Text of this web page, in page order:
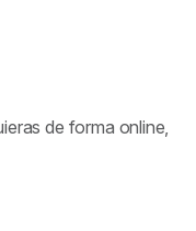
de forma online,